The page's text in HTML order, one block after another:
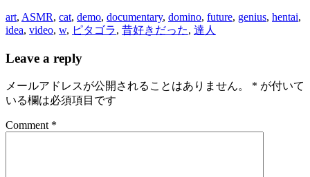
art, ASMR, cat, demo, documentary, domino, future, genius, hentai,
idea, video, w, ピタゴラ, 昔好きだった, 達人
Leave a reply
メールアドレスが公開されることはありません。 * が付いて
いる欄は必須項目です
Comment *